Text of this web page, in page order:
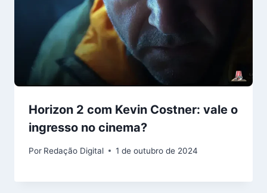
Horizon 2 com Kevin Costner: vale o
ingresso no cinema?
Por Redação Digital 1 de outubro de 2024